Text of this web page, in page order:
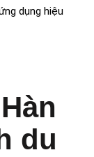
dụng hiệu
du